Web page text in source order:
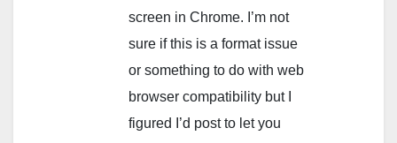
screen in Chrome. I’m not
sure if this is a format issue
or something to do with web
browser compatibility but I
figured I’d post to let you